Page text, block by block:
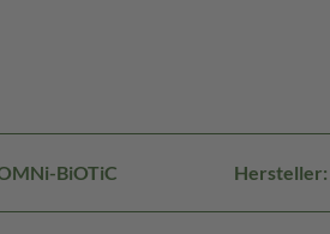
BiOTiC Hersteller: